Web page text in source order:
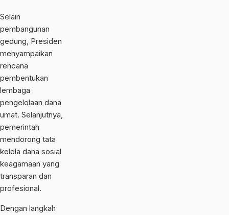
Selain
pembangunan
gedung, Presiden
menyampaikan
rencana
pembentukan
lembaga
pengelolaan dana
umat. Selanjutnya,
pemerintah
mendorong tata
kelola dana sosial
keagamaan yang
transparan dan
profesional.
Dengan langkah